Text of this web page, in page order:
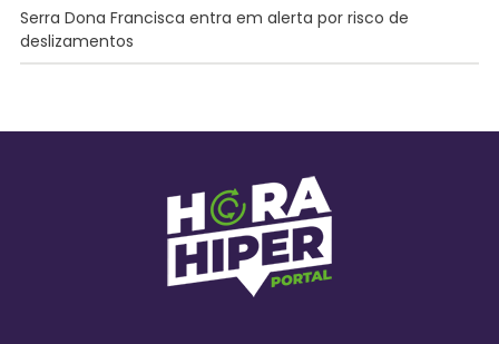
Serra Dona Francisca entra em alerta por risco de
deslizamentos